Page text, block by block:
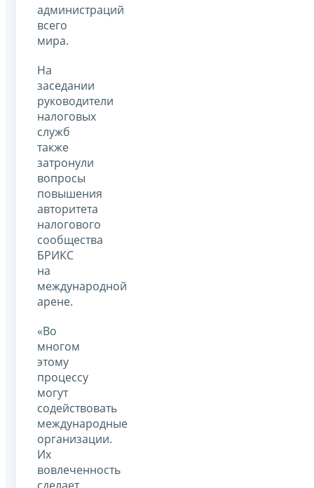
администраций
всего
мира.
На
заседании
руководители
налоговых
служб
также
затронули
вопросы
повышения
авторитета
налогового
сообщества
БРИКС
на
международной
арене.
«Во
многом
этому
процессу
могут
содействовать
международные
организации.
Их
вовлеченность
сделает